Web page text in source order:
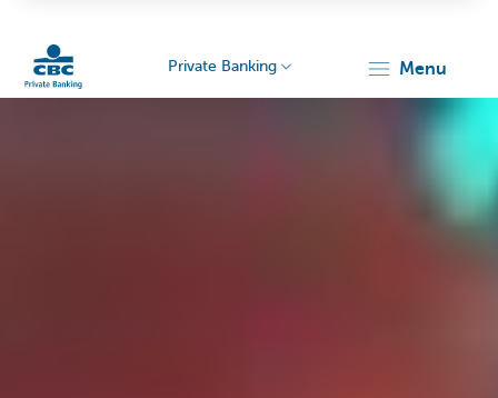
Private Banking menu